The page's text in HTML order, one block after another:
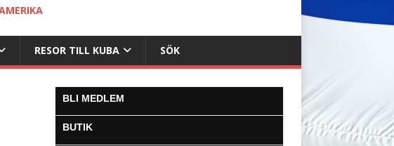
RESOR TILL KUBA SÖK
BLI MEDLEM
BUTIK